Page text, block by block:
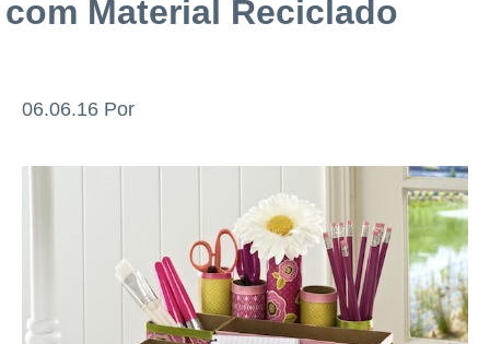
com Material Reciclado
06.06.16 Por